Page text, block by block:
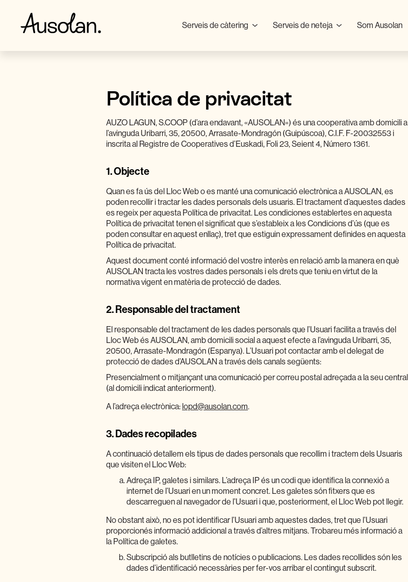
Serveis de càtering Serveis de neteja Som Ausolan
Política de privacitat
AUZO LAGUN, S.COOP (d’ara endavant, «AUSOLAN») és una cooperativa amb domicili a
l’avinguda Uribarri, 35, 20500, Arrasate-Mondragón (Guipúscoa), C.I.F. F-20032553 i
inscrita al Registre de Cooperatives d’Euskadi, Foli 23, Seient 4, Número 1361.
1.Objecte
Quan es fa ús del Lloc Web o es manté una comunicació electrònica a AUSOLAN, es
poden recollir i tractar les dades personals dels usuaris. El tractament d’aquestes dades
es regeix per aquesta Política de privacitat. Les condiciones establertes en aquesta
Política de privacitat tenen el significat que s’estableix a les Condicions d’ús (que es
poden consultar en aquest enllaç), tret que estiguin expressament definides en aquesta
Política de privacitat.
Aquest document conté informació del vostre interès en relació amb la manera en què
AUSOLAN tracta les vostres dades personals i els drets que teniu en virtut de la
normativa vigent en matèria de protecció de dades.
2. Responsable del tractament
El responsable del tractament de les dades personals que l’Usuari facilita a través del
Lloc Web és AUSOLAN, amb domicili social a aquest efecte a l’avinguda Uribarri, 35,
20500, Arrasate-Mondragón (Espanya). L’Usuari pot contactar amb el delegat de
protecció de dades d’AUSOLAN a través dels canals següents:
Presencialment o mitjançant una comunicació per correu postal adreçada a la seu central
(al domicili indicat anteriorment).
A l’adreça electrònica: lopd@ausolan.com.
3. Dades recopilades
A continuació detallem els tipus de dades personals que recollim i tractem dels Usuaris
que visiten el Lloc Web:
Adreça IP, galetes i similars. L’adreça IP és un codi que identifica la connexió a
internet de l’Usuari en un moment concret. Les galetes són fitxers que es
descarreguen al navegador de l’Usuari i que, posteriorment, el Lloc Web pot llegir.
No obstant això, no es pot identificar l’Usuari amb aquestes dades, tret que l’Usuari
proporcionés informació addicional a través d’altres mitjans. Trobareu més informació a
la Política de galetes.
Subscripció als butlletins de notícies o publicacions. Les dades recollides són les
dades d’identificació necessàries per fer-vos arribar el contingut subscrit.